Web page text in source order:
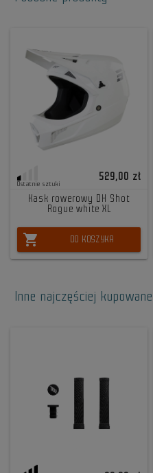
Ostatnie sztuki
529,00 zł
Kask rowerowy DH Shot
Rogue white XL
shopping_cart DO KOSZYKA
Inne najczęściej kupowane